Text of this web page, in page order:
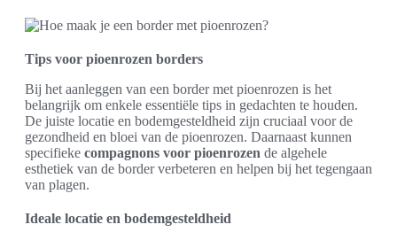
Tips voor pioenrozen borders
Bij het aanleggen van een border met pioenrozen is het
belangrijk om enkele essentiële tips in gedachten te houden.
De juiste locatie en bodemgesteldheid zijn cruciaal voor de
gezondheid en bloei van de pioenrozen. Daarnaast kunnen
specifieke compagnons voor pioenrozen de algehele
esthetiek van de border verbeteren en helpen bij het tegengaan
van plagen.
Ideale locatie en bodemgesteldheid